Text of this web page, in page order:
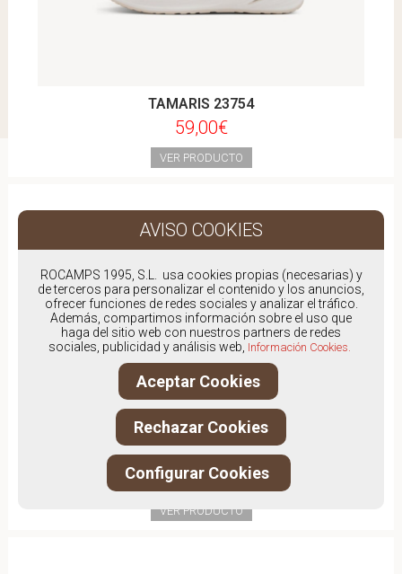
TAMARIS 23754
59,00€
VER PRODUCTO
IMAC 858248
59,00€
VER PRODUCTO
ROCAMPS 1995, S.L. usa cookies propias (necesarias) y
de terceros para personalizar el contenido y los anuncios,
ofrecer funciones de redes sociales y analizar el tráfico.
Además, compartimos información sobre el uso que
haga del sitio web con nuestros partners de redes
sociales, publicidad y análisis web, Información Cookies.
Aceptar Cookies
Rechazar Cookies
Configurar Cookies